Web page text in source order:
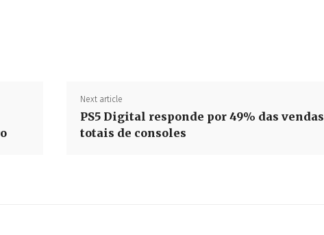
Next article
PS5 Digital responde por 49% das vendas
totais de consoles